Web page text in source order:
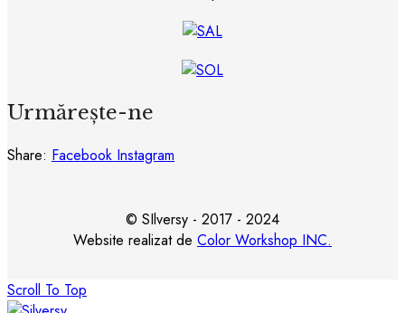
Urmărește-ne
Share: Facebook Instagram
© SIlversy - 2017 - 2024
Website realizat de Color Workshop INC.
Scroll To Top